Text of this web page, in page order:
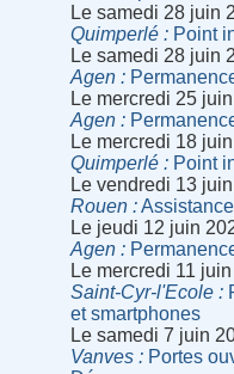
Le samedi 28 juin
Quimperlé
Point
Le samedi 28 juin
Agen
Le mercredi 25
Agen
Le mercredi 18
Quimperlé
Point
Le vendredi 13
Rouen
Le jeudi 12 juin
Agen
Le mercredi 11
Saint-Cyr-l'Ecole
et smartphones
Le samedi 7 juin
Vanves
Portes